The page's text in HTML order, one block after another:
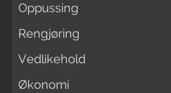
Oppussing
Rengjøring
Vedlikehold
Økonomi